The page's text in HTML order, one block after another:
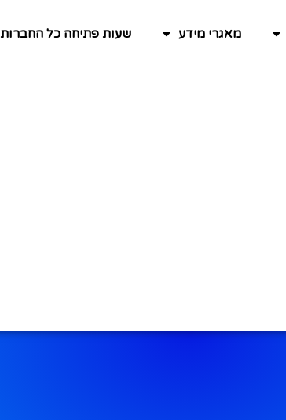
מאגרי מידע שעות פתיחה כל החברות